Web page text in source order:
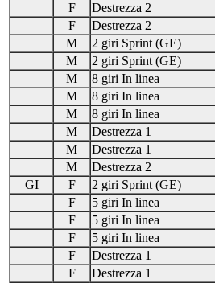
F
Destrezza 2
F
Destrezza 2
M
2 giri Sprint (GE)
M
2 giri Sprint (GE)
M
8 giri In linea
M
8 giri In linea
M
8 giri In linea
M
Destrezza 1
M
Destrezza 1
M
Destrezza 2
GI
F 2 giri Sprint (GE)
F
5 giri In linea
F
5 giri In linea
F
5 giri In linea
F
Destrezza 1
F
Destrezza 1